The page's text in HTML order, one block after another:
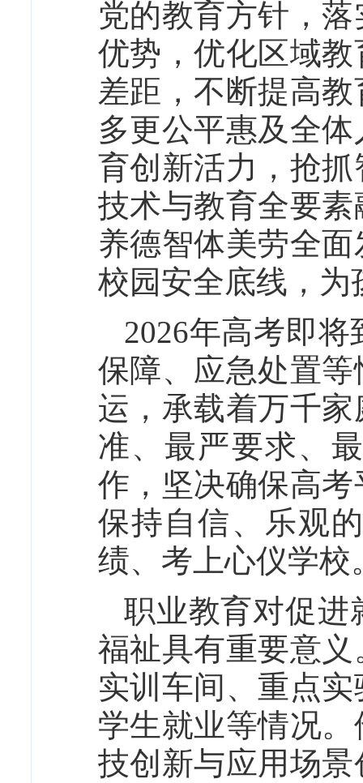
党的教育方针，
优势，优化区域
差距，不断提高
多更公平惠及全
育创新活力，抢
技术与教育全要
养德智体美劳全
校园安全底线，
2026年高考即
保障、应急处置
运，承载着万千
准、最严要求、
作，坚决确保高
保持自信、乐观
绩、考上心仪学校
职业教育对促进
福祉具有重要意
实训车间、重点
学生就业等情况
技创新与应用场